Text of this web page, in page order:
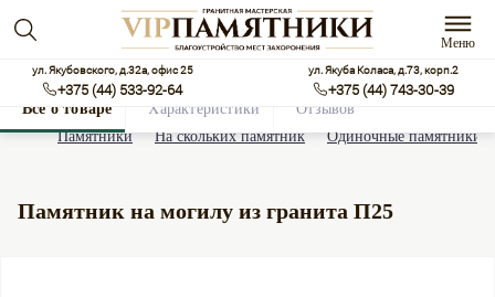
Меню
ул. Якубовского, д.32а, офис 25
+375 (44) 533-92-64
ул. Якуба Коласа, д.73, корп.2
+375 (44) 743-30-39
Памятники На скольких памятник Одиночные памятники
Памятник на могилу из гранита П25
Все о товаре Характеристики Отзывов